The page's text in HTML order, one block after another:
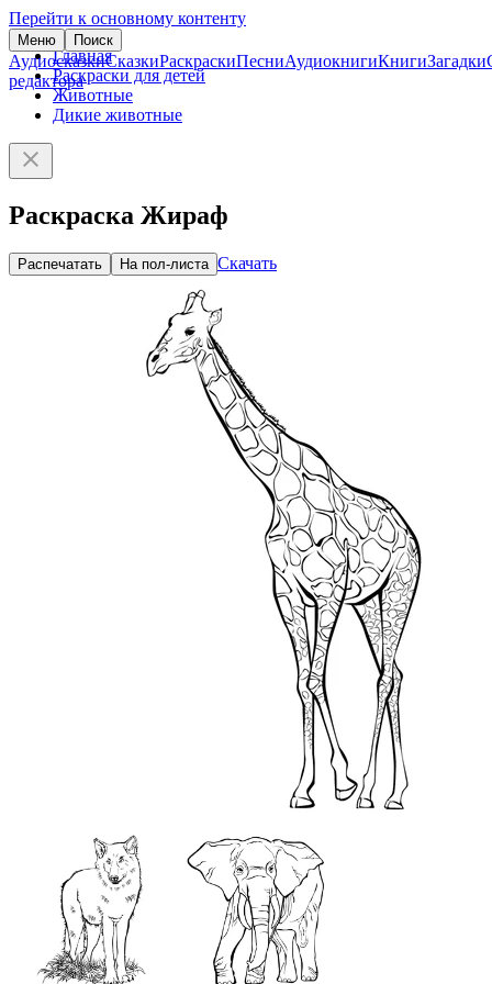
Перейти к основному контенту
Меню Поиск
АудиосказкиСказкиРаскраскиПесниАудиокнигиКнигиЗагадки
редактора
Главная
Раскраски для детей
Животные
Дикие животные
Раскраска Жираф
Распечатать На пол-листа Скачать